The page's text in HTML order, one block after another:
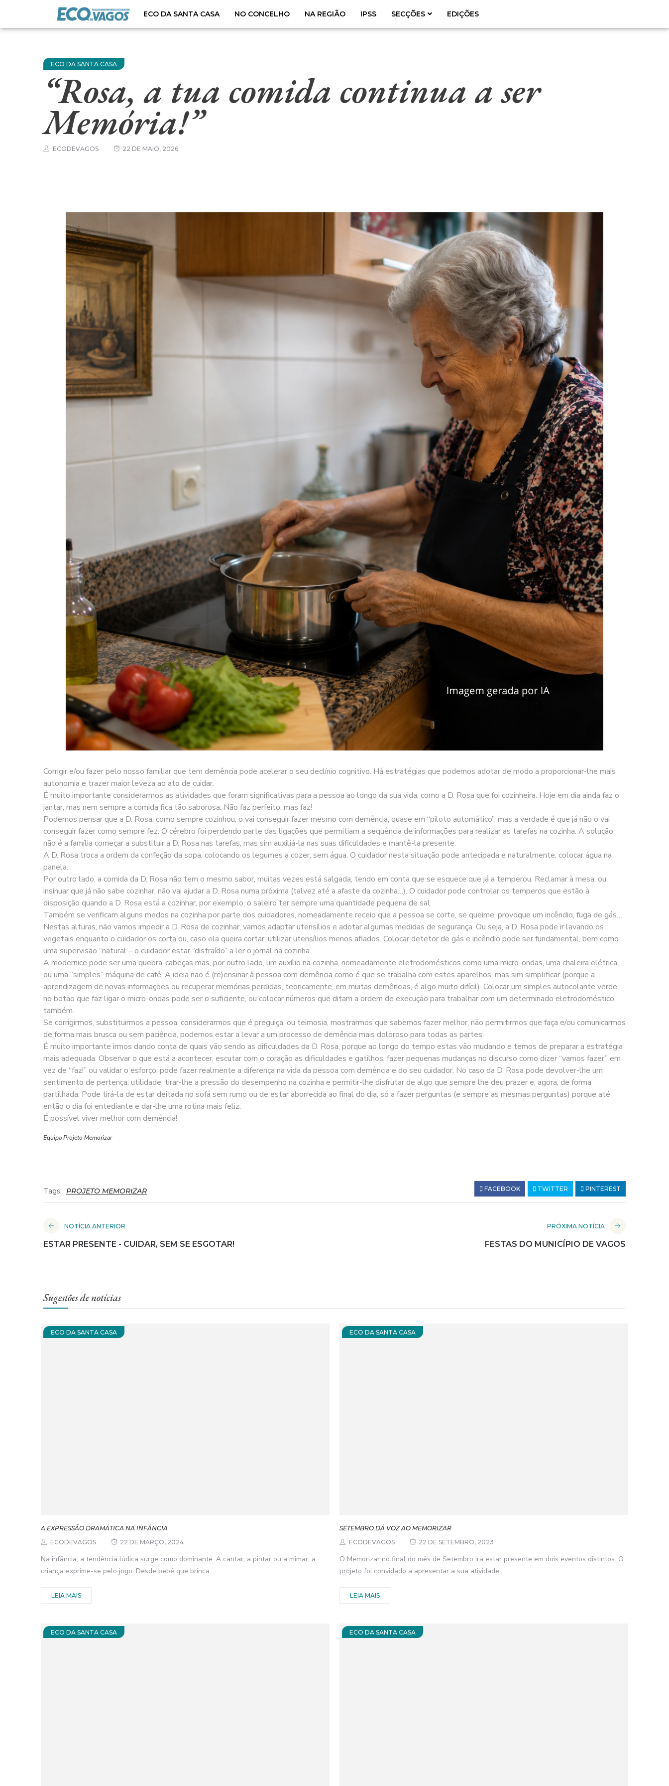
ECO DA SANTA CASA NO CONCELHO NA REGIÃO IPSS SECÇÕES EDIÇÕES
ECO DA SANTA CASA
“Rosa, a tua comida continua a ser
Memória!”
ECODEVAGOS 22 DE MAIO, 2026
Corrigir e/ou fazer pelo nosso familiar que tem demência pode acelerar o seu declínio cognitivo. Há estratégias que podemos adotar de modo a proporcionar-lhe mais
autonomia e trazer maior leveza ao ato de cuidar.
É muito importante considerarmos as atividades que foram significativas para a pessoa ao longo da sua vida, como a D. Rosa que foi cozinheira. Hoje em dia ainda faz o
jantar, mas nem sempre a comida fica tão saborosa. Não faz perfeito, mas faz!
Podemos pensar que a D. Rosa, como sempre cozinhou, o vai conseguir fazer mesmo com demência, quase em “piloto automático”, mas a verdade é que já não o vai
conseguir fazer como sempre fez. O cérebro foi perdendo parte das ligações que permitiam a sequência de informações para realizar as tarefas na cozinha. A solução
não é a família começar a substituir a D. Rosa nas tarefas, mas sim auxiliá-la nas suas dificuldades e mantê-la presente.
A D. Rosa troca a ordem da confeção da sopa, colocando os legumes a cozer, sem água. O cuidador nesta situação pode antecipada e naturalmente, colocar água na
panela.
Por outro lado, a comida da D. Rosa não tem o mesmo sabor, muitas vezes está salgada, tendo em conta que se esquece que já a temperou. Reclamar à mesa, ou
insinuar que já não sabe cozinhar, não vai ajudar a D. Rosa numa próxima (talvez até a afaste da cozinha…). O cuidador pode controlar os temperos que estão à
disposição quando a D. Rosa está a cozinhar, por exemplo, o saleiro ter sempre uma quantidade pequena de sal.
Também se verificam alguns medos na cozinha por parte dos cuidadores, nomeadamente receio que a pessoa se corte, se queime, provoque um incêndio, fuga de gás…
Nestas alturas, não vamos impedir a D. Rosa de cozinhar, vamos adaptar utensílios e adotar algumas medidas de segurança. Ou seja, a D. Rosa pode ir lavando os
vegetais enquanto o cuidador os corta ou, caso ela queira cortar, utilizar utensílios menos afiados. Colocar detetor de gás e incêndio pode ser fundamental, bem como
uma supervisão “natural – o cuidador estar “distraído” a ler o jornal na cozinha.
A modernice pode ser uma quebra-cabeças mas, por outro lado, um auxílio na cozinha, nomeadamente eletrodomésticos como uma micro-ondas, uma chaleira elétrica
ou uma “simples” máquina de café. A ideia não é (re)ensinar à pessoa com demência como é que se trabalha com estes aparelhos, mas sim simplificar (porque a
aprendizagem de novas informações ou recuperar memórias perdidas, teoricamente, em muitas demências, é algo muito difícil). Colocar um simples autocolante verde
no botão que faz ligar o micro-ondas pode ser o suficiente, ou colocar números que ditam a ordem de execução para trabalhar com um determinado eletrodoméstico,
também.
Se corrigirmos, substituirmos a pessoa, considerarmos que é preguiça, ou teimosia, mostrarmos que sabemos fazer melhor, não permitirmos que faça e/ou comunicarmos
de forma mais brusca ou sem paciência, podemos estar a levar a um processo de demência mais doloroso para todas as partes.
É muito importante irmos dando conta de quais vão sendo as dificuldades da D. Rosa, porque ao longo do tempo estas vão mudando e temos de preparar a estratégia
mais adequada. Observar o que está a acontecer, escutar com o coração as dificuldades e gatilhos, fazer pequenas mudanças no discurso como dizer “vamos fazer” em
vez de “faz!” ou validar o esforço, pode fazer realmente a diferença na vida da pessoa com demência e do seu cuidador. No caso da D. Rosa pode devolver-lhe um
sentimento de pertença, utilidade, tirar-lhe a pressão do desempenho na cozinha e permitir-lhe disfrutar de algo que sempre lhe deu prazer e, agora, de forma
partilhada. Pode tirá-la de estar deitada no sofá sem rumo ou de estar aborrecida ao final do dia, só a fazer perguntas (e sempre as mesmas perguntas) porque até
então o dia foi entediante e dar-lhe uma rotina mais feliz.
É possível viver melhor com demência!
Equipa Projeto Memorizar
Tags: PROJETO MEMORIZAR FACEBOOK TWITTER PINTEREST
NOTÍCIA ANTERIOR
ESTAR PRESENTE - CUIDAR, SEM SE ESGOTAR!
PRÓXIMA NOTÍCIA
FESTAS DO MUNICÍPIO DE VAGOS
Sugestões de notícias
ECO DA SANTA CASA
A EXPRESSÃO DRAMÁTICA NA INFÂNCIA
ECODEVAGOS
22 DE MARÇO, 2024
Na infância, a tendência lúdica surge como dominante. A cantar, a pintar ou a mimar, a
criança exprime-se pelo jogo. Desde bebé que brinca...
LEIA MAIS
ECO DA SANTA CASA
SETEMBRO DÁ VOZ AO MEMORIZAR
ECODEVAGOS
22 DE SETEMBRO, 2023
O Memorizar no final do mês de Setembro irá estar presente em dois eventos distintos. O
projeto foi convidado a apresentar a sua atividade...
LEIA MAIS
ECO DA SANTA CASA ECO DA SANTA CASA